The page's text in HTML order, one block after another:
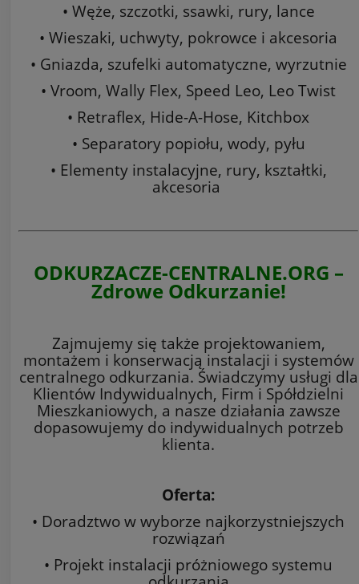
• Węże, szczotki, ssawki, rury, lance
• Wieszaki, uchwyty, pokrowce i akcesoria
• Gniazda, szufelki automatyczne, wyrzutnie
• Vroom, Wally Flex, Speed Leo, Leo Twist
• Retraflex, Hide-A-Hose, Kitchbox
• Separatory popiołu, wody, pyłu
• Elementy instalacyjne, rury, kształtki,
akcesoria
ODKURZACZE-CENTRALNE.ORG –
Zdrowe Odkurzanie!
Zajmujemy się także projektowaniem,
montażem i konserwacją instalacji i systemów
centralnego odkurzania. Świadczymy usługi dla
Klientów Indywidualnych, Firm i Spółdzielni
Mieszkaniowych, a nasze działania zawsze
dopasowujemy do indywidualnych potrzeb
klienta.
Oferta:
• Doradztwo w wyborze najkorzystniejszych
rozwiązań
• Projekt instalacji próżniowego systemu